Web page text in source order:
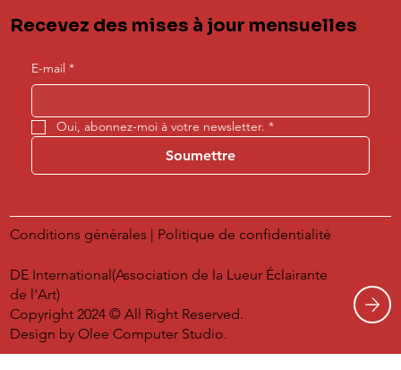
Recevez des mises à jour mensuelles
E-mail *
Oui, abonnez-moi à votre newsletter. *
Soumettre
Conditions générales Politique de confidentialité
DE International(Association de la Lueur Éclairante
de l'Art)
Copyright 2024 © All Right Reserved.
Design byOlee Computer Studio.